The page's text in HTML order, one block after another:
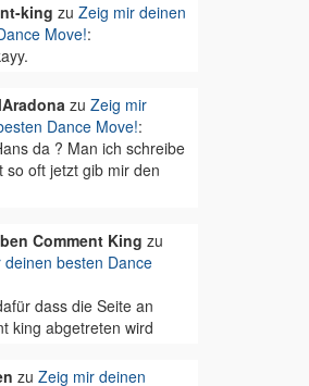
king zu Zeig mir deinen
Move!:
zu Zeig mir
Dance Move!:
da ? Man ich schreibe
so oft jetzt gib mir den
Comment King zu
deinen besten Dance
dass die Seite an
king abgetreten wird
zu Zeig mir deinen